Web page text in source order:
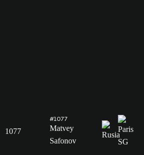
1077
#1077
Matvey
Safonov